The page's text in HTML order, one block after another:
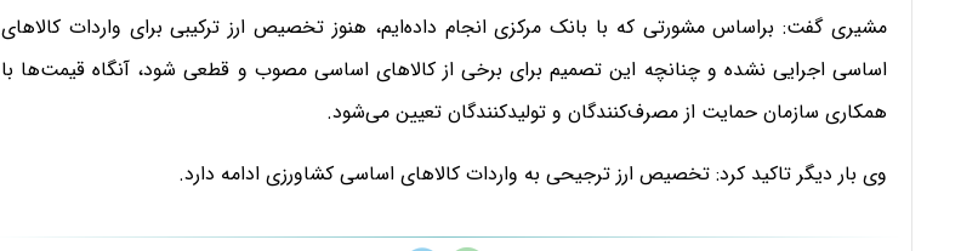
مشیری گفت: براساس مشورتی که با بانک مرکزی انجام داده‌ایم، هنوز تخصیص ارز ترکیبی برای واردات کالا‌های
اساسی اجرایی نشده و چنانچه این تصمیم برای برخی از کالا‌های اساسی مصوب و قطعی شود، آنگاه قیمت‌ها با
همکاری سازمان حمایت از مصرف‌کنندگان و تولیدکنندگان تعیین می‌شود.
وی بار دیگر تاکید کرد: تخصیص ارز ترجیحی به واردات کالا‌های اساسی کشاورزی ادامه دارد.